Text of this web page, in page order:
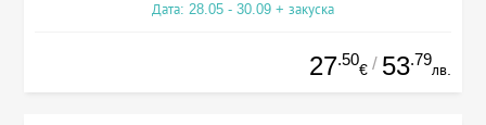
Дата: 28.05 - 30.09 + закуска
27.50
€ / 53.79
лв.